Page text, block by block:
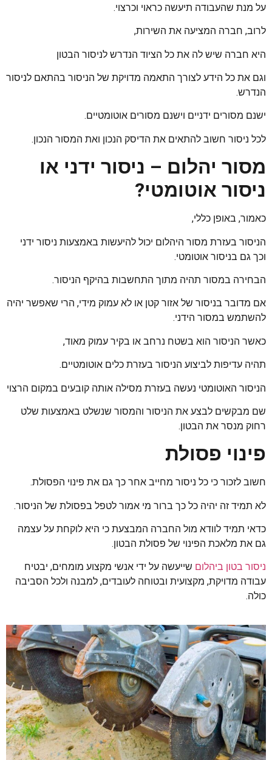
על מנת שהעבודה תיעשה כראוי וכרצוי.
לרוב, חברה המציעה את השירות,
היא חברה שיש לה את כל הציוד הנדרש לניסור הבטון
וגם את כל הידע לצורך התאמה מדויקת של הניסור בהתאם לניסור
הנדרש.
ישנם מסורים ידניים וישנם מסורים אוטומטיים.
לכל ניסור חשוב להתאים את הדיסק הנכון ואת המסור הנכון.
מסור יהלום – ניסור ידני או
ניסור אוטומטי?
כאמור, באופן כללי,
הניסור בעזרת מסור היהלום יכול להיעשות באמצעות ניסור ידני
וכך גם בניסור אוטומטי.
הבחירה במסור תהיה מתוך התחשבות בהיקף הניסור.
אם מדובר בניסור של אזור קטן או לא עמוק מידי, הרי שאפשר יהיה
להשתמש במסור הידני.
כאשר הניסור הוא בשטח נרחב או בקיר עמוק מאוד,
תהיה עדיפות לביצוע הניסור בעזרת כלים אוטומטיים.
הניסור האוטומטי נעשה בעזרת מסילה אותה קובעים במקום הרצוי
שם מבקשים לבצע את הניסור והמסור שנשלט באמצעות שלט
רחוק מנסר את הבטון.
פינוי פסולת
חשוב לזכור כי כל ניסור מחייב אחר כך גם את פינוי הפסולת.
לא תמיד זה יהיה כל כך ברור מי אמור לטפל בפסולת של הניסור.
כדאי תמיד לוודא מול החברה המבצעת כי היא לוקחת על עצמה
גם את מלאכת הפינוי של פסולת הבטון.
ניסור בטון ביהלום שייעשה על ידי אנשי מקצוע מומחים, יבטיח
עבודה מדויקת, מקצועית ובטוחה לעובדים, למבנה ולכל הסביבה
כולה.